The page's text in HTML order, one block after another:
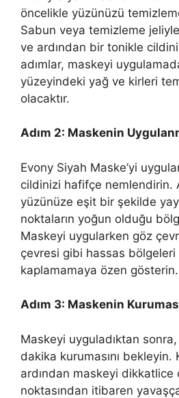
öncelikle yüzünüzü
Sabun veya temizleme jeliyle
ve ardından bir tonikle
adımlar, maskeyi
yüzeyindeki yağ ve kirleri
olacaktır.
Adım 2: Maskenin
Evony Siyah Maske’yi
cildinizi hafifçe nemlendirin.
yüzünüze eşit bir şekilde
noktaların yoğun olduğu
Maskeyi uygularken göz
çevresi gibi hassas bölgeleri
kaplamamaya özen gösterin.
Adım 3: Maskenin
Maskeyi uyguladıktan
dakika kurumasını bekleyin.
ardından maskeyi dikkatlice
noktasından itibaren